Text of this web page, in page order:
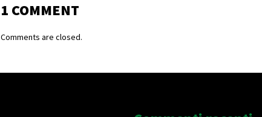
1 COMMENT
Comments are closed.